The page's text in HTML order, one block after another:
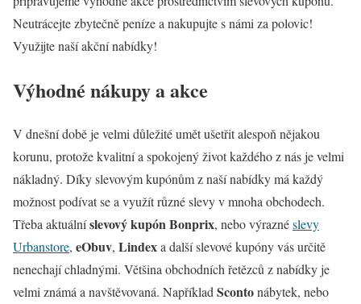
Neutrácejte zbytečně peníze a nakupujte s námi za polovic!
Využijte naší akční nabídky!
Výhodné nákupy a akce
V dnešní době je velmi důležité umět ušetřit alespoň nějakou
korunu, protože kvalitní a spokojený život každého z nás je velmi
nákladný. Díky slevovým kupónům z naší nabídky má každý
možnost podívat se a využít různé slevy v mnoha obchodech.
Třeba aktuálníslevový kupónBonprix, nebo výraznéslevy
Urbanstore, eObuv, Lindexa další slevové kupóny vás určitě
nenechají chladnými. Většina obchodních řetězců z nabídky je
velmi známá a navštěvovaná. NapříkladScontonábytek, nebo